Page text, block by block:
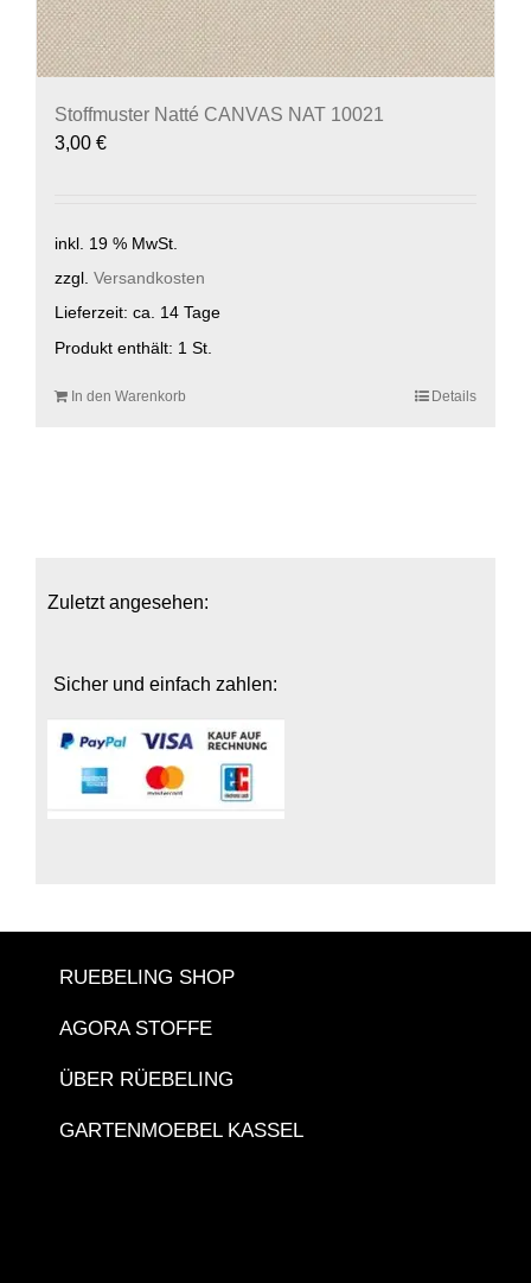
Stoffmuster Natté CANVAS NAT 10021
3,00 €
inkl. 19 % MwSt.
zzgl. Versandkosten
Lieferzeit: ca. 14 Tage
Produkt enthält: 1 St.
In den Warenkorb Details
Zuletzt angesehen:
Sicher und einfach zahlen:
RUEBELING SHOP
AGORA STOFFE
ÜBER RÜEBELING
GARTENMOEBEL KASSEL